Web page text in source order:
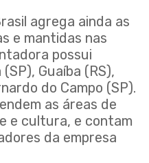
agrega ainda as
e mantidas nas
possui
Guaíba (RS),
do Campo (SP).
as áreas de
e cultura, e contam
da empresa